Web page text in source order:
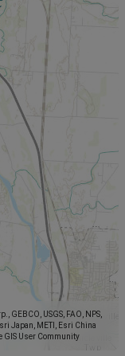
GEBCO, USGS, FAO, NPS,
Japan, METI, Esri China
GIS User Community